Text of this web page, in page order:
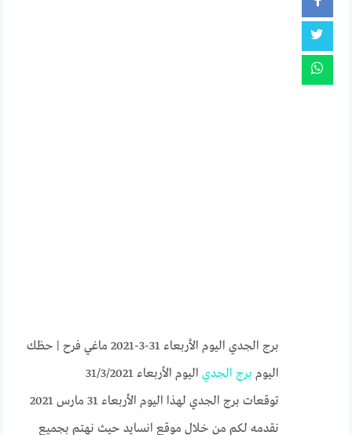
برج الجدي اليوم الأربعاء 31-3-2021 ماغي فرح | حظك
اليوم برج الجدي اليوم الأربعاء 31/3/2021
توقعات برج الجدي لهذا اليوم الأربعاء 31 مارس 2021
نقدمه لكم من خلال موقع انسايد حيث نهتم بجميع